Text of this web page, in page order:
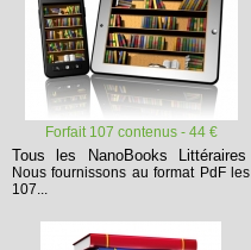
Forfait 107 contenus - 44 €
Tous les NanoBooks Littéraires
Nous fournissons au format PdF les
107...